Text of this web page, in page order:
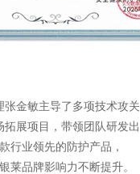
张金敏主导了多项技术攻关
拓展项目， 带领团队研发出
行业领先的防护产品，
莱品牌影响力不断提升。